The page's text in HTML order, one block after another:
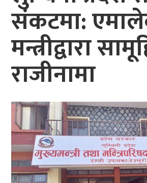
संकटमा:
मन्त्रीद्वारा
राजीनामा